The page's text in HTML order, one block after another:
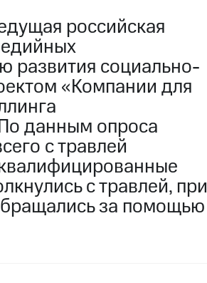
российская
развития социально-
«Компании для
данным опроса
с травлей
с травлей, при
за помощью